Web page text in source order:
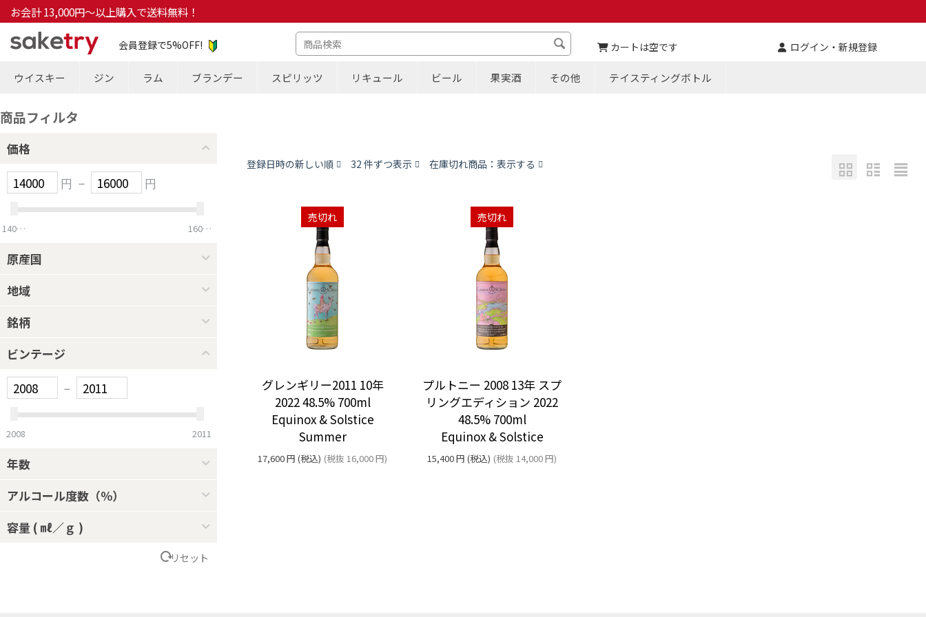
お会計 13,000円～以上購入で送料無料！
会員登録で5%OFF! カートは空です ログイン・新規登録
ウイスキー ジン ラム ブランデー スピリッツ リキュール ビール 果実酒 その他 テイスティングボトル
商品フィルタ
価格
円 – 円
14000 16000
原産国
地域
銘柄
ビンテージ
–
2008 2011
年数
アルコール度数（％）
容量 ( ㎖／ｇ )
リセット
登録日時の新しい順 32 件ずつ表示 在庫切れ商品：表示する
売切れ
グレンギリー2011 10年
2022 48.5% 700ml
Equinox & Solstice
Summer
17,600円 (税込) (税抜16,000円)
売切れ
プルトニー 2008 13年 スプ
リングエディション 2022
48.5% 700ml
Equinox & Solstice
15,400円 (税込) (税抜14,000円)